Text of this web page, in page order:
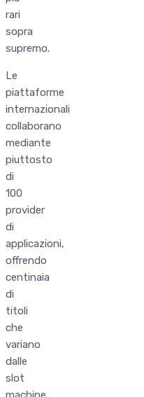
rari
sopra
supremo.
Le
piattaforme
internazionali
collaborano
mediante
piuttosto
di
100
provider
di
applicazioni,
offrendo
centinaia
di
titoli
che
variano
dalle
slot